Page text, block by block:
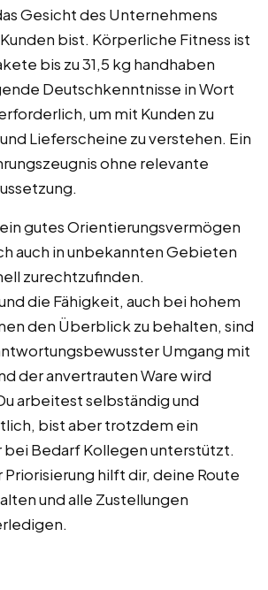
Gesicht des Unternehmens
bist. Körperliche Fitness ist
bis zu 31,5 kg handhaben
Deutschkenntnisse in Wort
um mit Kunden zu
Lieferscheine zu verstehen. Ein
ohne relevante
gutes Orientierungsvermögen
auch in unbekannten Gebieten
zurechtzufinden.
die Fähigkeit, auch bei hohem
den Überblick zu behalten, sind
Umgang mit
der anvertrauten Ware wird
arbeitest selbständig und
bist aber trotzdem ein
bei Bedarf Kollegen unterstützt.
Priorisierung hilft dir, deine Route
und alle Zustellungen